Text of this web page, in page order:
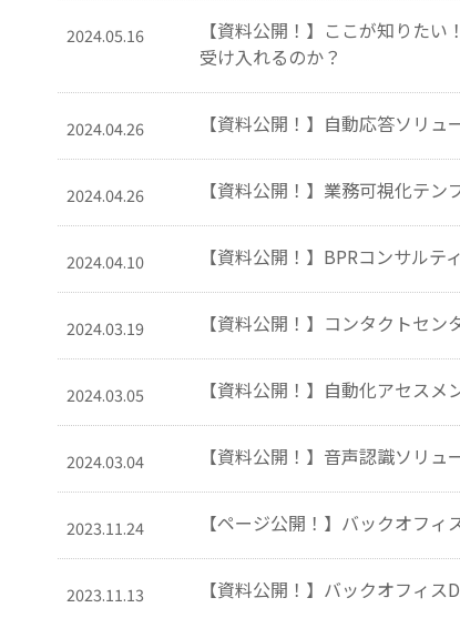
2024.05.16
【資料公開！】ここが知りた
受け入れるのか？
2024.04.26 【資料公開！】自動応答ソリ
2024.04.26 【資料公開！】業務可視化テン
2024.04.10 【資料公開！】BPRコンサルテ
2024.03.19 【資料公開！】コンタクトセ
2024.03.05 【資料公開！】自動化アセス
2024.03.04 【資料公開！】音声認識ソリュ
2023.11.24 【ページ公開！】バックオフ
2023.11.13 【資料公開！】バックオフィ